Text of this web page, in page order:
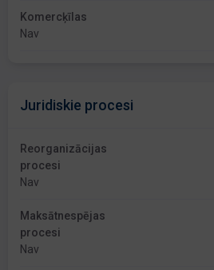
Komercķīlas
Nav
Juridiskie procesi
Reorganizācijas
procesi
Nav
Maksātnespējas
procesi
Nav